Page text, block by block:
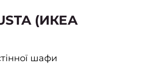
(ИКЕА
шафи